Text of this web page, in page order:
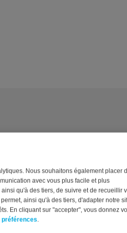
Nous souhaitons également placer
avec vous plus facile et plus
qu'à des tiers, de suivre et de recueillir
ainsi qu'à des tiers, d'adapter notre
En cliquant sur "accepter", vous donnez
préférences.
de votre repas. Si
d’eau.